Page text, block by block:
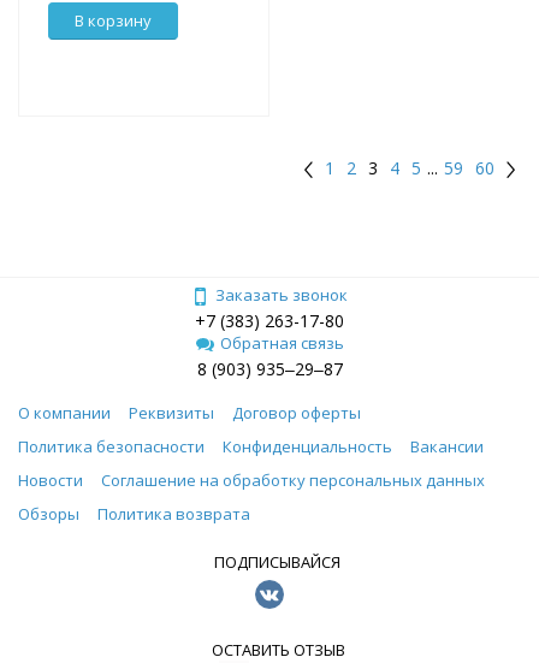
В корзину
1 2 3 4 5 ... 59 60
Заказать звонок
+7 (383) 263-17-80
Обратная связь
8 (903) 935‒29‒87
О компании Реквизиты
Договор оферты
Политика безопасности
Конфиденциальность
Вакансии
Новости
Соглашение на обработку персональных данных
Обзоры
Политика возврата
ПОДПИСЫВАЙСЯ
ОСТАВИТЬ ОТЗЫВ